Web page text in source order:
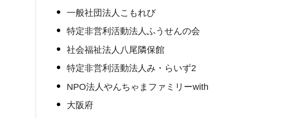
一般社団法人こもれび
特定非営利活動法人ふうせんの会
社会福祉法人八尾隣保館
特定非営利活動法人み・らいず2
NPO法人やんちゃまファミリーwith
大阪府